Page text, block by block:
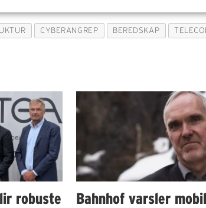
CYBERANGREP BEREDSKAP
robuste
Bahnhof varsler